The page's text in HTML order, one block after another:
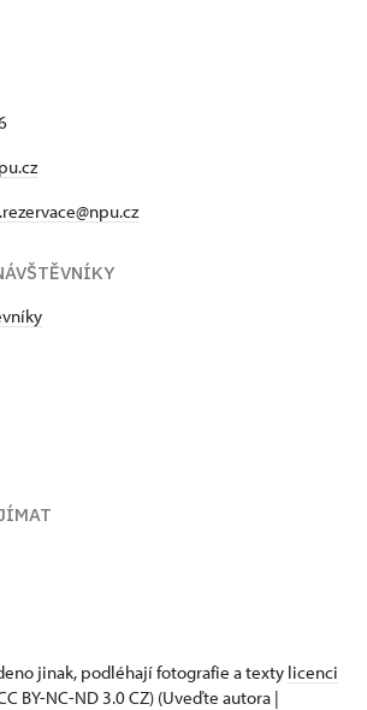
jinak, podléhají fotografie a texty licenci
BY-NC-ND 3.0 CZ) (Uveďte autora |